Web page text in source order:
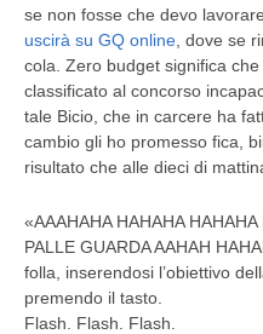
se non fosse che devo
uscirà su GQ online , dove se
cola. Zero budget significa
classificato al concorso
tale Bicio, che in carcere ha
cambio gli ho promesso fica,
risultato che alle dieci di
«AAAHAHA HAHAHA
PALLE GUARDA AAHAH
folla, inserendosi l’obiettivo
premendo il tasto.
Flash. Flash. Flash.